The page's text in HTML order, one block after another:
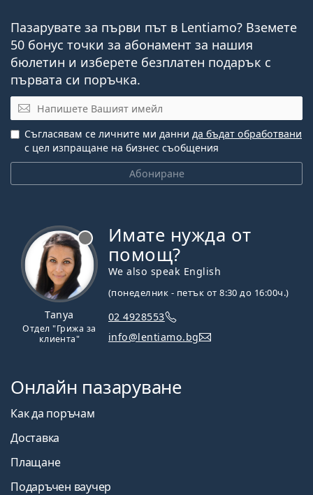
Пазарувате за първи път в Lentiamo? Вземете
50 бонус точки за абонамент за нашия
бюлетин и изберете безплатен подарък с
първата си поръчка.
Имейл
Абониране
Съгласявам се личните ми данни да бъдат обработвани
с цел изпращане на бизнес съобщения
Tanya
Отдел "Грижа за
клиента"
Имате нужда от
помощ?
We also speak English
(понеделник - петък от 8:30 до 16:00ч.)
02 4928553
info@lentiamo.bg
Онлайн пазаруване
Как да поръчам
Доставка
Плащане
Подаръчен ваучер